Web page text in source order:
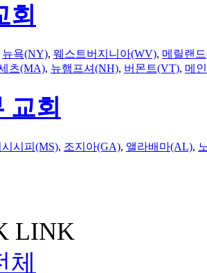
회
뉴욕(NY), 웨스트버지니아(WV), 메릴랜
츠(MA), 뉴햄프셔(NH), 버몬트(VT), 메
교회
시시피(MS), 조지아(GA), 앨라배마(AL),
LINK
체